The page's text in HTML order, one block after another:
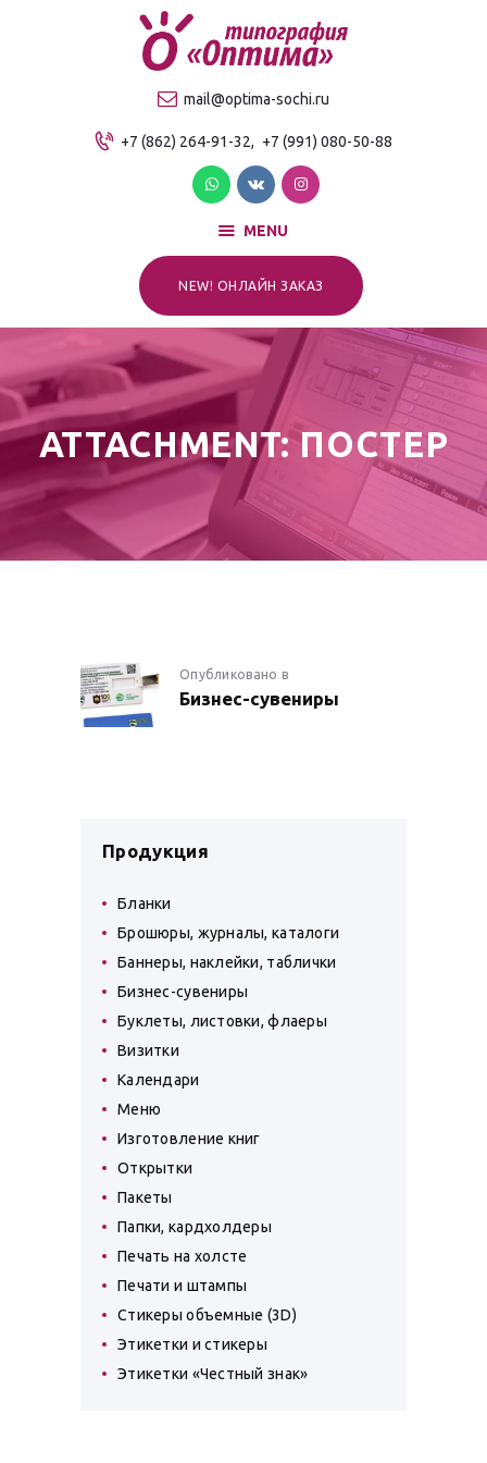
mail@optima-sochi.ru
+7 (862) 264-91-32, +7 (991) 080-50-88
MENU
NEW! ОНЛАЙН ЗАКАЗ
ATTACHMENT: ПОСТЕР
Качественная типография в Сочи
О компании
Продукция
Услуги
Прайс-лист
Для клиентов
НАВИГАЦИЯ
ПО
Опубликовано вПредыдущая
запись:
Бизнес-сувениры
Продукция
Бланки
Брошюры, журналы, каталоги
Баннеры, наклейки, таблички
Бизнес-сувениры
Буклеты, листовки, флаеры
Визитки
Календари
Меню
Изготовление книг
Открытки
Пакеты
Папки, кардхолдеры
Печать на холсте
Печати и штампы
Стикеры объемные (3D)
Этикетки и стикеры
Этикетки «Честный знак»